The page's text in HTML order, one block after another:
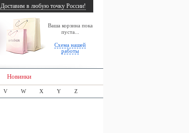
Ваша корзина пока
пуста...
Схема нашей
работы
Доставим в любую точку России!
Новинки
V W X Y Z